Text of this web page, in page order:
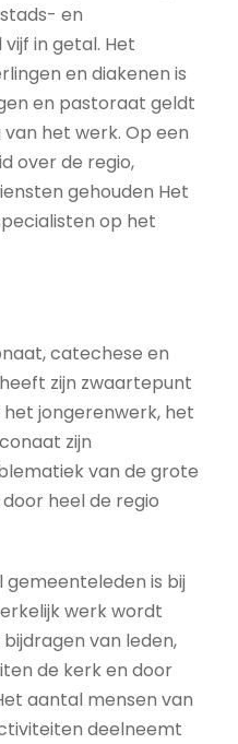
en
in getal. Het
en diakenen is
en pastoraat geldt
het werk. Op een
over de regio,
gehouden Het
op het
catechese en
zijn zwaartepunt
jongerenwerk, het
zijn
van de grote
heel de regio
is bij
werk wordt
van leden,
de kerk en door
aantal mensen van
deelneemt